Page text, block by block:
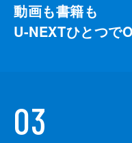
動画も書籍も
U-NEXTひとつで
03